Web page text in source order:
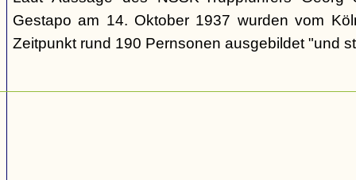
Gestapo am 14. Oktober 1937 wurden vom
Zeitpunkt rund 190 Pernsonen ausgebildet "und